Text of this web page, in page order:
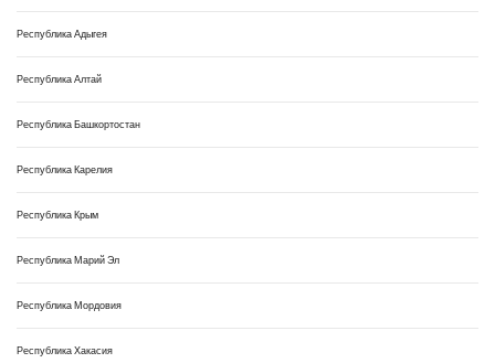
Республика Адыгея
Республика Алтай
Республика Башкортостан
Республика Карелия
Республика Крым
Республика Марий Эл
Республика Мордовия
Республика Хакасия